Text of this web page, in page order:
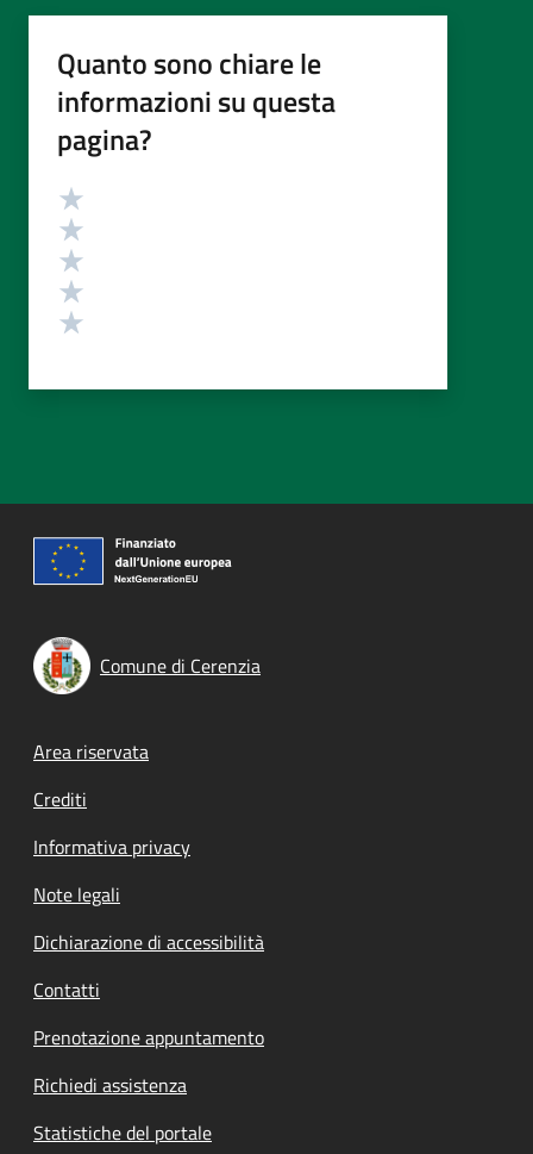
Quanto sono chiare le
informazioni su questa
pagina?
Valutazione
Comune di Cerenzia
Footer menu
Area riservata
Crediti
Informativa privacy
Note legali
Dichiarazione di accessibilità
Contatti
Prenotazione appuntamento
Richiedi assistenza
Statistiche del portale